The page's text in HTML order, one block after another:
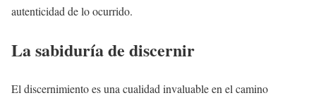
autenticidad de lo ocurrido.
La sabiduría de discernir
El discernimiento es una cualidad invaluable en el camino